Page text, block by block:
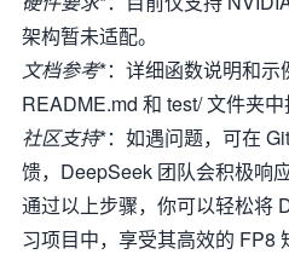
架构暂未适配。
文档参考*：详细函数说明和示
README.md 和 test/ 文件夹中
社区支持*：如遇问题，可在
馈，DeepSeek 团队会积极响应
通过以上步骤，你可以轻松将
习项目中，享受其高效的 FP8